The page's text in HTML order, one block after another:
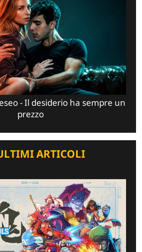
- Il desiderio ha sempre un
prezzo
ARTICOLI